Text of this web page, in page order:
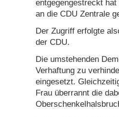
entgegengestreckt
an die CDU Zentrale
Der Zugriff erfolgte
der CDU.
Die umstehenden
Verhaftung zu
eingesetzt.
Frau überrannt die